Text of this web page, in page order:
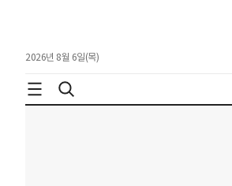
2026년 8월 6일(목)